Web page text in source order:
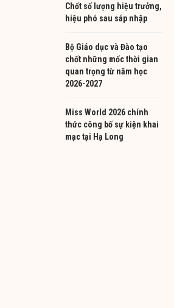
Chốt số lượng hiệu trưởng,
hiệu phó sau sáp nhập
Bộ Giáo dục và Đào tạo
chốt những mốc thời gian
quan trọng từ năm học
2026-2027
Miss World 2026 chính
thức công bố sự kiện khai
mạc tại Hạ Long